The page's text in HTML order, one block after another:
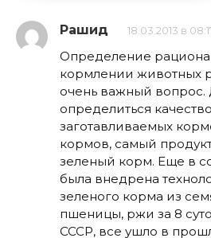
Рашид 18.03.2013 в
Определение
кормлении животных
очень важный вопрос.
определиться
заготавливаемых
кормов, самый
зеленый корм. Еще в
была внедрена
зеленого корма из
пшеницы, ржи за 8
СССР, все ушло в